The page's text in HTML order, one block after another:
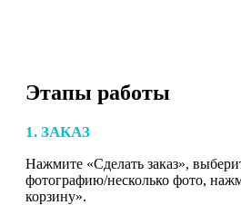
Этапы работы
1. ЗАКАЗ
Нажмите «Сделать заказ»,
фотографию/несколько фото,
корзину».